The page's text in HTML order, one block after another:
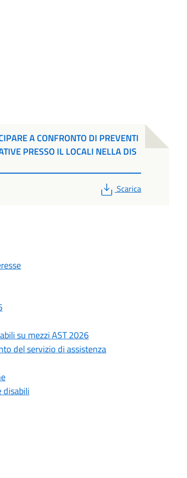
A CONFRONTO DI PREVENTI
PRESSO IL LOCALI NELLA DIS
PDF
Scarica
su mezzi AST 2026
del servizio di assistenza
disabili